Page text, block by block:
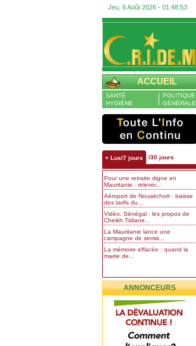
Jeu, 6 Août 2026 - 01:48:54
ACCUEIL
SANTÉ
HYGIÈNE
POLITIQUE
GÉNÉRALE
+ Lus/7 jours /30 jours
Pour une retraite digne en
Mauritanie : relever...
Aéroport de Nouakchott : baisse
des tarifs du...
Vidéo. Sénégal : les propos de
Cheikh Tidiane...
La Mauritanie lance une
campagne de semis...
La mémoire effacée : quand la
mairie de...
ANNONCEURS